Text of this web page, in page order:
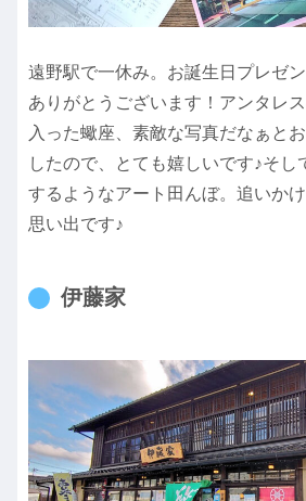
遠野駅で一休み。お誕生日プレゼ
ありがとうございます！アンタレ
入った蠍座、素敵な写真だなぁと
したので、とても嬉しいです♪そし
するようなアート田んぼ。追いか
思い出です♪
伊藤家